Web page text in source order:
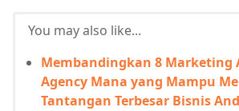
You may also like...
Membandingkan 8 Marketing
Agency Mana yang Mampu
Tantangan Terbesar Bisnis